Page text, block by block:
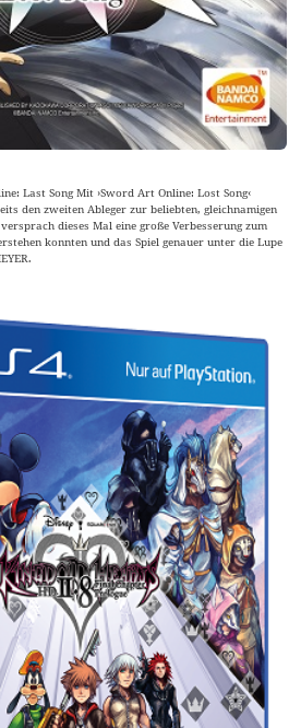
Last Song Mit ›Sword Art Online: Lost Song‹
den zweiten Ableger zur beliebten, gleichnamigen
dieses Mal eine große Verbesserung zum
konnten und das Spiel genauer unter die Lupe